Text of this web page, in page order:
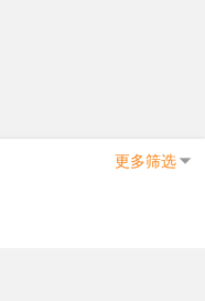
更多筛选